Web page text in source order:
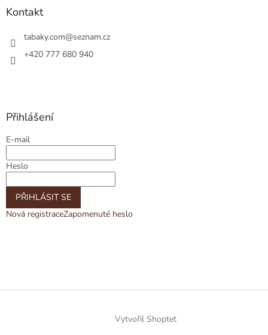
Kontakt
tabaky.com@seznam.cz
+420 777 680 940
Přihlášení
E-mail
Heslo
PŘIHLÁSIT SE
Nová registraceZapomenuté heslo
Vytvořil Shoptet